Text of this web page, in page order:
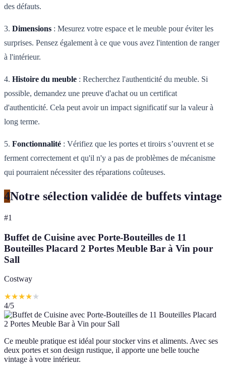
des défauts.
3. Dimensions : Mesurez votre espace et le meuble pour éviter les
surprises. Pensez également à ce que vous avez l'intention de ranger
à l'intérieur.
4. Histoire du meuble : Recherchez l'authenticité du meuble. Si
possible, demandez une preuve d'achat ou un certificat
d'authenticité. Cela peut avoir un impact significatif sur la valeur à
long terme.
5. Fonctionnalité : Vérifiez que les portes et tiroirs s’ouvrent et se
ferment correctement et qu'il n'y a pas de problèmes de mécanisme
qui pourraient nécessiter des réparations coûteuses.
4Notre sélection validée de buffets vintage
#1
Buffet de Cuisine avec Porte-Bouteilles de 11
Bouteilles Placard 2 Portes Meuble Bar à Vin pour
Sall
Costway
★★★★★
4/5
Ce meuble pratique est idéal pour stocker vins et aliments. Avec ses
deux portes et son design rustique, il apporte une belle touche
vintage à votre intérieur.